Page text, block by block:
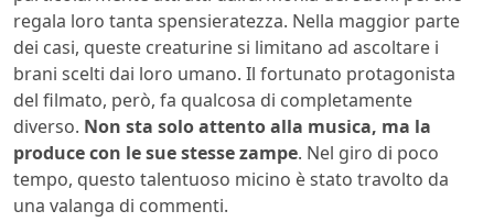
regala loro tanta spensieratezza. Nella maggior parte
dei casi, queste creaturine si limitano ad ascoltare i
brani scelti dai loro umano. Il fortunato protagonista
del filmato, però, fa qualcosa di completamente
diverso. Non sta solo attento alla musica, ma la
produce con le sue stesse zampe. Nel giro di poco
tempo, questo talentuoso micino è stato travolto da
una valanga di commenti.